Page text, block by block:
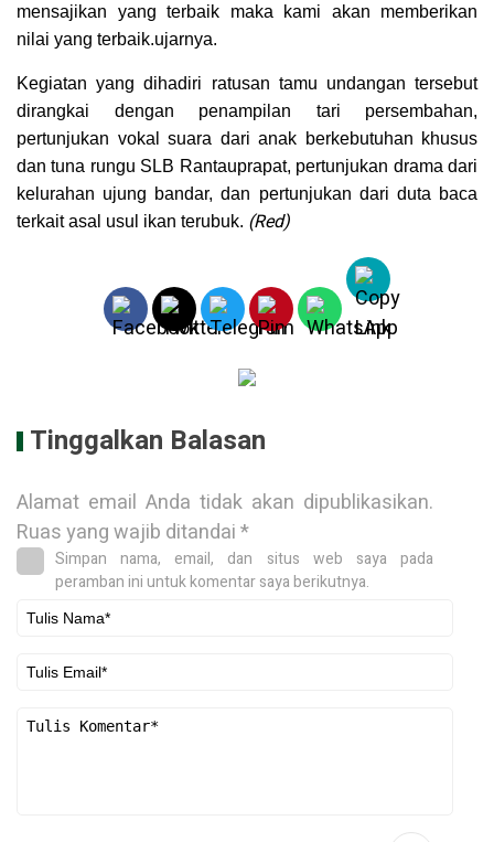
mensajikan yang terbaik maka kami akan memberikan
nilai yang terbaik.ujarnya.
Kegiatan yang dihadiri ratusan tamu undangan tersebut
dirangkai dengan penampilan tari persembahan,
pertunjukan vokal suara dari anak berkebutuhan khusus
dan tuna rungu SLB Rantauprapat, pertunjukan drama dari
kelurahan ujung bandar, dan pertunjukan dari duta baca
terkait asal usul ikan terubuk. (Red)
Tinggalkan Balasan
Alamat email Anda tidak akan dipublikasikan.
Ruas yang wajib ditandai*
Simpan nama, email, dan situs web saya pada
peramban ini untuk komentar saya berikutnya.